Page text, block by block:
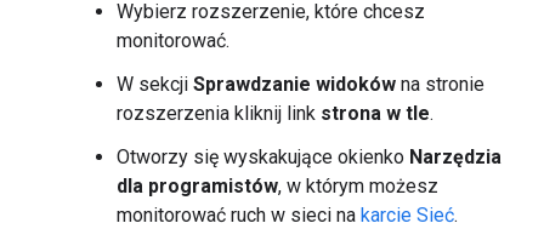
Wybierz rozszerzenie, które chcesz
monitorować.
W sekcji Sprawdzanie widoków na stronie
rozszerzenia kliknij link strona w tle.
Otworzy się wyskakujące okienko Narzędzia
dla programistów, w którym możesz
monitorować ruch w sieci na karcie Sieć.